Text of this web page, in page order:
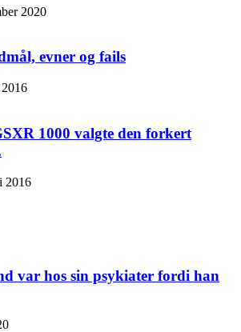
2020
evner og fails
1000 valgte den forkert
2016
var hos sin psykiater fordi han